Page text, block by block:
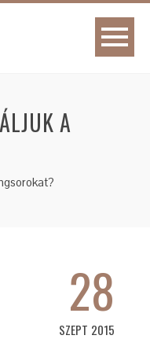
A
28
SZEPT 2015